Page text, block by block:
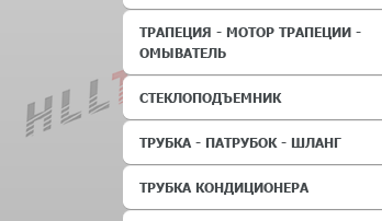
ТРАПЕЦИЯ - МОТОР ТРАПЕЦИИ -
ОМЫВАТЕЛЬ
СТЕКЛОПОДЪЕМНИК
ТРУБКА - ПАТРУБОК - ШЛАНГ
ТРУБКА КОНДИЦИОНЕРА